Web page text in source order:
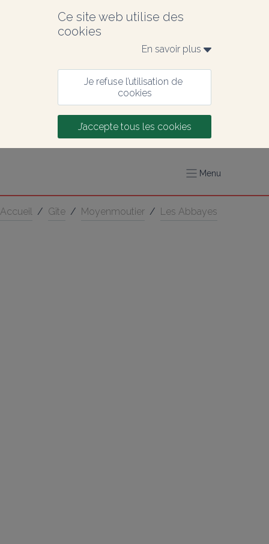
Ce site web utilise des
cookies
En savoir plus
Je refuse l’utilisation de
cookies
J’accepte tous les cookies
Menu
Accueil / Gîte / Moyenmoutier / Les Abbayes